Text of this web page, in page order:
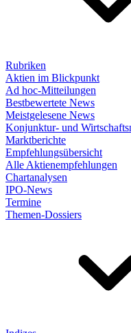
Rubriken
Aktien im Blickpunkt
Ad hoc-Mitteilungen
Bestbewertete News
Meistgelesene News
Konjunktur- und
Marktberichte
Empfehlungsübersicht
Alle Aktienempfehlungen
Chartanalysen
IPO-News
Termine
Themen-Dossiers